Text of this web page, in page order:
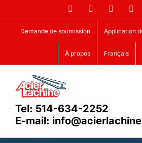
to
content
FacebookLinkedIn
Demande de soumission Application
À propos Français
Tel: 514-634-2252
E-mail: